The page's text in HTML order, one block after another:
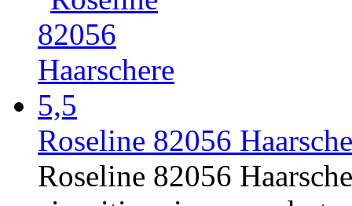
Roseline 82056
Roseline 82056